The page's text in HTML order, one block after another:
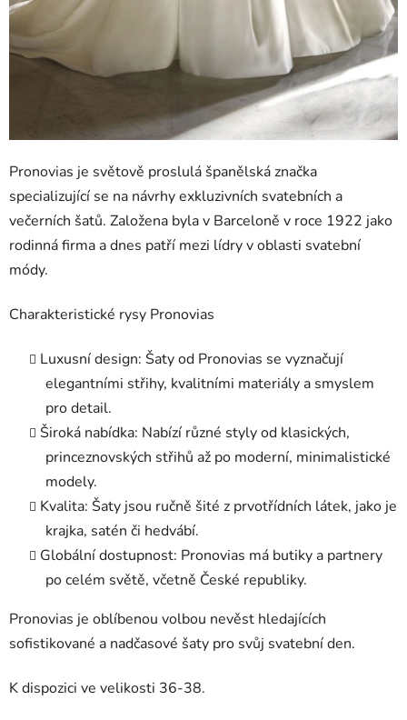
Pronovias je světově proslulá španělská značka
specializující se na návrhy exkluzivních svatebních a
večerních šatů. Založena byla v Barceloně v roce 1922 jako
rodinná firma a dnes patří mezi lídry v oblasti svatební
módy.
Charakteristické rysy Pronovias
Luxusní design: Šaty od Pronovias se vyznačují
elegantními střihy, kvalitními materiály a smyslem
pro detail.
Široká nabídka: Nabízí různé styly od klasických,
princeznovských střihů až po moderní, minimalistické
modely.
Kvalita: Šaty jsou ručně šité z prvotřídních látek, jako je
krajka, satén či hedvábí.
Globální dostupnost: Pronovias má butiky a partnery
po celém světě, včetně České republiky.
Pronovias je oblíbenou volbou nevěst hledajících
sofistikované a nadčasové šaty pro svůj svatební den.
K dispozici ve velikosti 36-38.